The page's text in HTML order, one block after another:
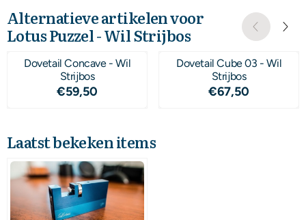
Alternatieve artikelen voor
Lotus Puzzel - Wil Strijbos
Dovetail Concave - Wil
Strijbos
Prijs: 59,50
€59,50
Dovetail Cube 03 - Wil
Strijbos
Prijs: 67,50
€67,50
Laatst bekeken items